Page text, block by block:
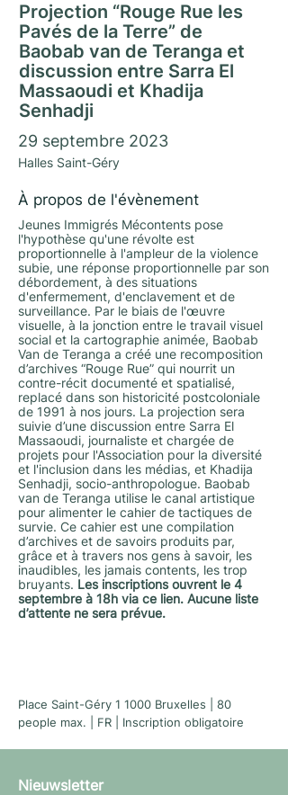
Projection “Rouge Rue les
Pavés de la Terre” de
Baobab van de Teranga et
discussion entre Sarra El
Massaoudi et Khadija
Senhadji
29 septembre 2023
Halles Saint-Géry
À propos de l'évènement
Jeunes Immigrés Mécontents pose
l'hypothèse qu'une révolte est
proportionnelle à l'ampleur de la violence
subie, une réponse proportionnelle par son
débordement, à des situations
d'enfermement, d'enclavement et de
surveillance. Par le biais de l'œuvre
visuelle, à la jonction entre le travail visuel
social et la cartographie animée, Baobab
Van de Teranga a créé une recomposition
d’archives “Rouge Rue” qui nourrit un
contre-récit documenté et spatialisé,
replacé dans son historicité postcoloniale
de 1991 à nos jours. La projection sera
suivie d’une discussion entre Sarra El
Massaoudi, journaliste et chargée de
projets pour l'Association pour la diversité
et l'inclusion dans les médias, et Khadija
Senhadji, socio-anthropologue. Baobab
van de Teranga utilise le canal artistique
pour alimenter le cahier de tactiques de
survie. Ce cahier est une compilation
d’archives et de savoirs produits par,
grâce et à travers nos gens à savoir, les
inaudibles, les jamais contents, les trop
bruyants. Les inscriptions ouvrent le 4
septembre à 18h via ce lien. Aucune liste
d’attente ne sera prévue.
Place Saint-Géry 1 1000 Bruxelles | 80
people max. | FR | Inscription obligatoire
Nieuwsletter